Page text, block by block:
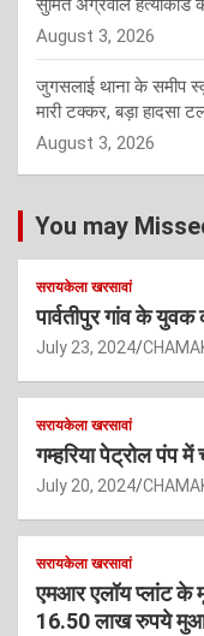
सुमित अग्रवाल हत्याकांड
August 3, 2026
जुगसलाई थाना के समीप
मारी टक्कर, बड़ा हादसा
August 3, 2026
You may
सरायकेला खरसावां
पार्वतीपुर गांव के
July 23, 2024
सरायकेला खरसावां
गम्हरिया पेट्रोल पंप में
July 20, 2024
सरायकेला खरसावां
एमआर एलॉय प्लांट के
16.50 लाख रुपये